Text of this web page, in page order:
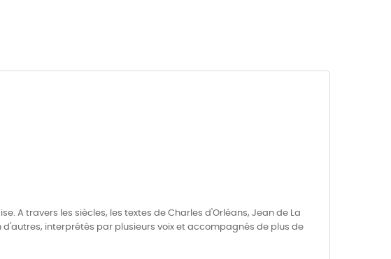
A travers les siècles, les textes de Charles d'Orléans, Jean de La
d'autres, interprétés par plusieurs voix et accompagnés de plus de